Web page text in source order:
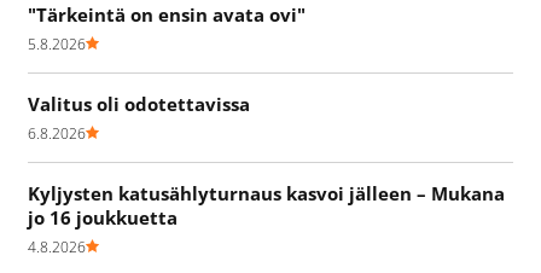
"Tärkeintä on ensin avata ovi"
5.8.2026
Valitus oli odotettavissa
6.8.2026
Kyljysten katusählyturnaus kasvoi jälleen – Mukana
jo 16 joukkuetta
4.8.2026